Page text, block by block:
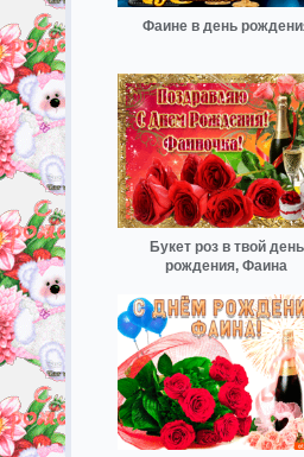
Фаине в день
Букет роз в твой день
рождения, Фаина